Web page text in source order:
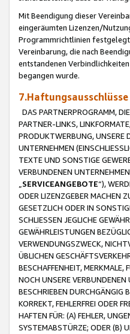
Mit Beendigung dieser
eingeräumten Lizenzen/
Programmrichtlinien
Vereinbarung, die nach
entstandenen
begangen wurde.
7.Haftungsausschlüsse
DAS PARTNERPROGRAMM,
PARTNER-LINKS,
PRODUKTWERBUNG, UNSERE
UNTERNEHMEN
TEXTE UND SONSTIGE
VERBUNDENEN
SERVICEANGEBOTE“),
ODER LIZENZGEBER MACHEN
GESETZLICH ODER IN
SCHLIESSEN JEGLICHE
GEWÄHRLEISTUNGEN
VERWENDUNGSZWECK,
ÜBLICHEN
BESCHAFFENHEIT,
NOCH UNSERE
BESCHRIEBEN DURCHGÄNGIG
KORREKT, FEHLERFREI ODER
HAFTEN FÜR: (A) FEHLER,
SYSTEMABSTÜRZE; ODER (B)